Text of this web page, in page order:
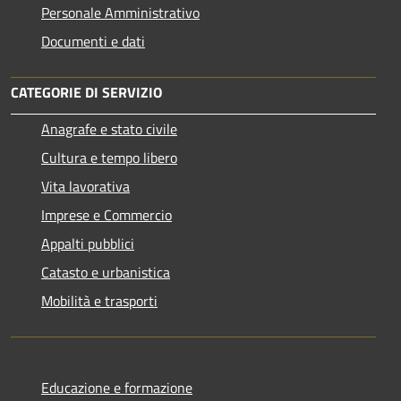
Personale Amministrativo
Documenti e dati
CATEGORIE DI SERVIZIO
Anagrafe e stato civile
Cultura e tempo libero
Vita lavorativa
Imprese e Commercio
Appalti pubblici
Catasto e urbanistica
Mobilità e trasporti
Educazione e formazione